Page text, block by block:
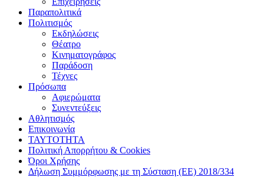
Παραπολιτικά
Πολιτισμός
Εκδηλώσεις
Θέατρο
Κινηματογράφος
Παράδοση
Τέχνες
Πρόσωπα
Αφιερώματα
Συνεντεύξεις
Αθλητισμός
Επικοινωνία
ΤΑΥΤΟΤΗΤΑ
Πολιτική Απορρήτου & Cookies
Όροι Χρήσης
Δήλωση Συμμόρφωσης με τη Σύσταση (ΕΕ) 2018/334